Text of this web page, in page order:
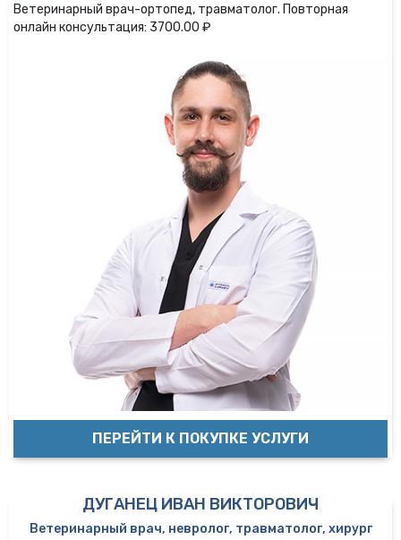
Ветеринарный врач-ортопед, травматолог. Повторная
онлайн консультация: 3700.00 ₽
ПЕРЕЙТИ К ПОКУПКЕ УСЛУГИ
ДУГАНЕЦ ИВАН ВИКТОРОВИЧ
Ветеринарный врач, невролог, травматолог, хирург